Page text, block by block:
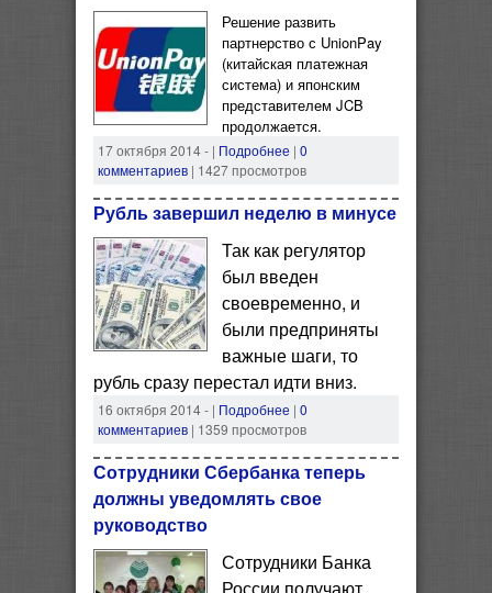
Решение развить
партнерство с UnionPay
(китайская платежная
система) и японским
представителем JCB
продолжается.
17 октября 2014 - | Подробнее | 0
комментариев | 1427 просмотров
Рубль завершил неделю в минусе
Так как регулятор
был введен
своевременно, и
были предприняты
важные шаги, то
рубль сразу перестал идти вниз.
16 октября 2014 - | Подробнее | 0
комментариев | 1359 просмотров
Сотрудники Сбербанка теперь
должны уведомлять свое
руководство
Сотрудники Банка
России получают